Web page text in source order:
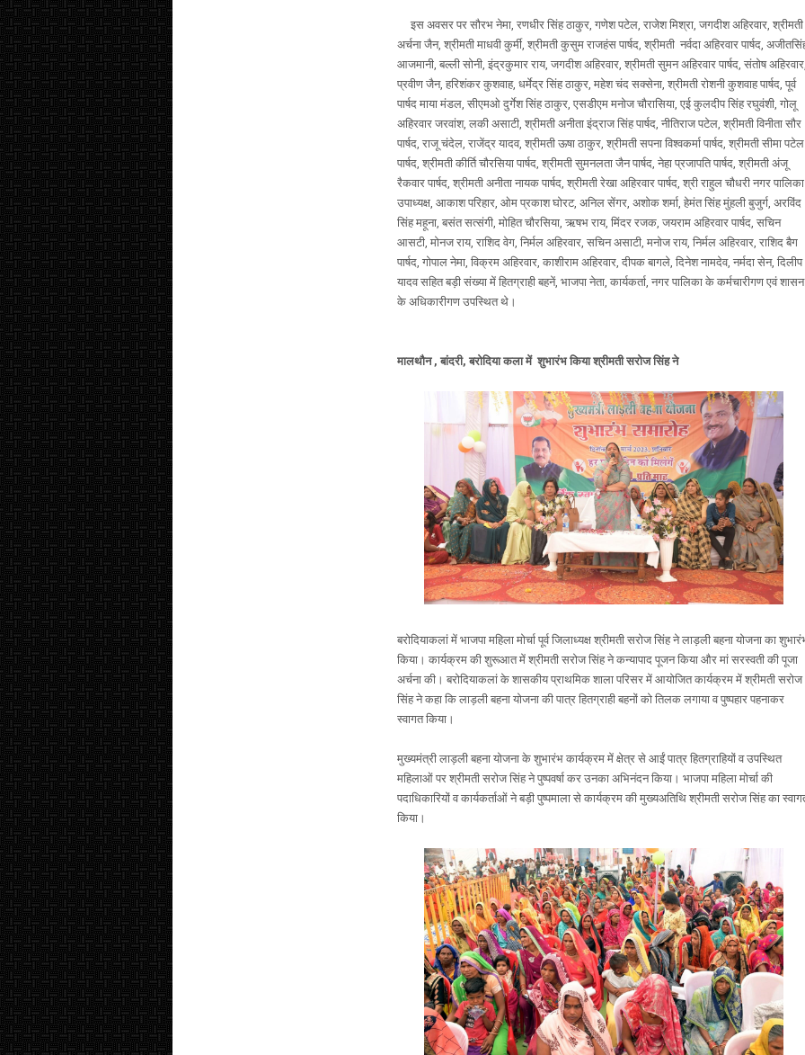
इस अवसर पर सौरभ नेमा, रणधीर सिंह ठाकुर, गणेश पटेल, राजेश मिश्रा, जगदीश अहिरवार, श्रीमती
अर्चना जैन, श्रीमती माधवी कुर्मी, श्रीमती कुसुम राजहंस पार्षद, श्रीमती नर्वदा अहिरवार पार्षद,
आजमानी, बल्ली सोनी, इंद्रकुमार राय, जगदीश अहिरवार, श्रीमती सुमन अहिरवार पार्षद, संतोष
प्रवीण जैन, हरिशंकर कुशवाह, धर्मेद्र सिंह ठाकुर, महेश चंद सक्सेना, श्रीमती रोशनी कुशवाह पार्षद, पूर्व
पार्षद माया मंडल, सीएमओ दुर्गेश सिंह ठाकुर, एसडीएम मनोज चौरासिया, एई कुलदीप सिंह रघुवंशी, गोलू
अहिरवार जरवांश, लकी असाटी, श्रीमती अनीता इंद्राज सिंह पार्षद, नीतिराज पटेल, श्रीमती विनीता सौर
पार्षद, राजू चंदेल, राजेंद्र यादव, श्रीमती ऊषा ठाकुर, श्रीमती सपना विश्वकर्मा पार्षद, श्रीमती सीमा पटेल
पार्षद, श्रीमती कीर्ति चौरसिया पार्षद, श्रीमती सुमनलता जैन पार्षद, नेहा प्रजापति पार्षद, श्रीमती अंजू
रैकवार पार्षद, श्रीमती अनीता नायक पार्षद, श्रीमती रेखा अहिरवार पार्षद, श्री राहुल चौधरी नगर पालिका
उपाध्यक्ष, आकाश परिहार, ओम प्रकाश घोरट, अनिल सेंगर, अशोक शर्मा, हेमंत सिंह मुंहली बुजुर्ग, अरविंद
सिंह महूना, बसंत सत्संगी, मोहित चौरसिया, ऋषभ राय, मिंदर रजक, जयराम अहिरवार पार्षद, सचिन
आसटी, मोनज राय, राशिद वेग, निर्मल अहिरवार, सचिन असाटी, मनोज राय, निर्मल अहिरवार, राशिद बैग
पार्षद, गोपाल नेमा, विक्रम अहिरवार, काशीराम अहिरवार, दीपक बागले, दिनेश नामदेव, नर्मदा सेन, दिलीप
यादव सहित बड़ी संख्या में हितग्राही बहनें, भाजपा नेता, कार्यकर्ता, नगर पालिका के कर्मचारीगण एवं शासन
के अधिकारीगण उपस्थित थे।
मालथौन, बांदरी, बरोदिया कला में शुभारंभ किया श्रीमती सरोज सिंह ने
बरोदियाकलां में भाजपा महिला मोर्चा पूर्व जिलाध्यक्ष श्रीमती सरोज सिंह ने लाड़ली बहना योजना का
किया। कार्यक्रम की शुरूआत में श्रीमती सरोज सिंह ने कन्यापाद पूजन किया और मां सरस्वती की पूजा
अर्चना की। बरोदियाकलां के शासकीय प्राथमिक शाला परिसर में आयोजित कार्यक्रम में श्रीमती सरोज
सिंह ने कहा कि लाड़ली बहना योजना की पात्र हितग्राही बहनों को तिलक लगाया व पुष्पहार पहनाकर
स्वागत किया।
मुख्यमंत्री लाड़ली बहना योजना के शुभारंभ कार्यक्रम में क्षेत्र से आईं पात्र हितग्राहियों व उपस्थित
महिलाओं पर श्रीमती सरोज सिंह ने पुष्पवर्षा कर उनका अभिनंदन किया। भाजपा महिला मोर्चा की
पदाधिकारियों व कार्यकर्ताओं ने बड़ी पुष्पमाला से कार्यक्रम की मुख्यअतिथि श्रीमती सरोज सिंह का
किया।